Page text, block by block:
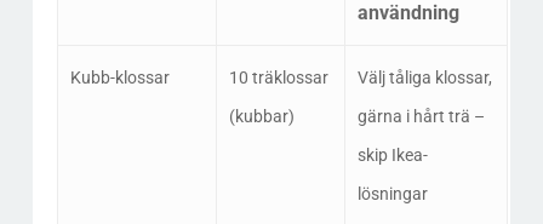
användning
Kubb-klossar
10 träklossar
(kubbar)
Välj tåliga klossar,
gärna i hårt trä –
skip Ikea-
lösningar